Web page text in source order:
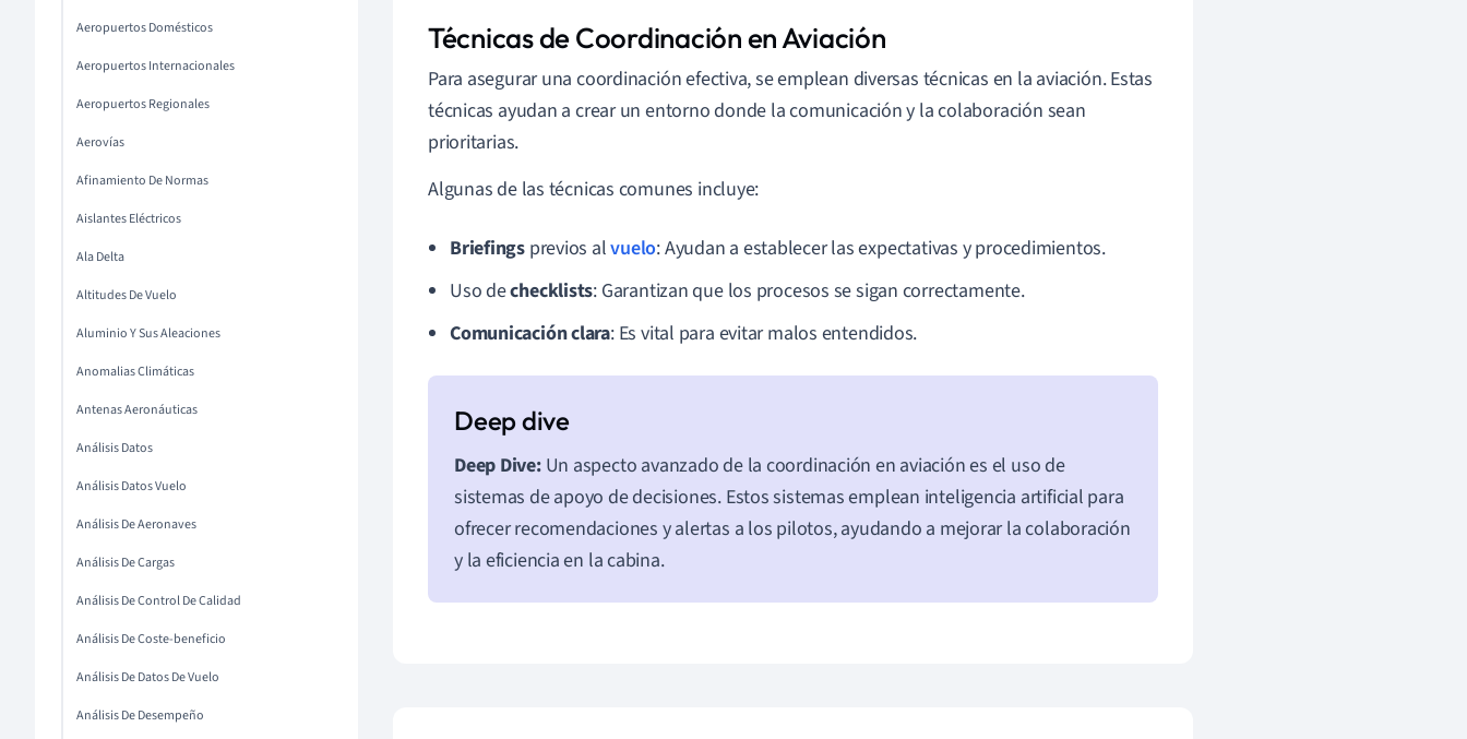
Aeropuertos Domésticos
Aeropuertos Internacionales
Aeropuertos Regionales
Aerovías
Afinamiento De Normas
Aislantes Eléctricos
Ala Delta
Altitudes De Vuelo
Aluminio Y Sus Aleaciones
Anomalias Climáticas
Antenas Aeronáuticas
Análisis Datos
Análisis Datos Vuelo
Análisis De Aeronaves
Análisis De Cargas
Análisis De Control De Calidad
Análisis De Coste-beneficio
Análisis De Datos De Vuelo
Análisis De Desempeño
Técnicas de Coordinación en Aviación
Para asegurar una coordinación efectiva, se emplean diversas técnicas en la aviación. Estas
técnicas ayudan a crear un entorno donde la comunicación y la colaboración sean
prioritarias.
Algunas de las técnicas comunes incluye:
Briefings previos alvuelo: Ayudan a establecer las expectativas y procedimientos.
Uso dechecklists: Garantizan que los procesos se sigan correctamente.
Comunicación clara: Es vital para evitar malos entendidos.
Deep Dive:Un aspecto avanzado de la coordinación en aviación es el uso de
sistemas de apoyo de decisiones. Estos sistemas emplean inteligencia artificial para
ofrecer recomendaciones y alertas a los pilotos, ayudando a mejorar la colaboración
y la eficiencia en la cabina.